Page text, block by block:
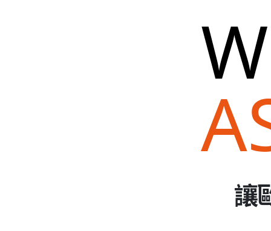
讓